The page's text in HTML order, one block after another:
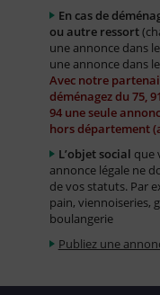
En cas de
ou autre ressort
une annonce dans
une annonce dans
Avec notre
déménagez du 75,
94 une seule
hors département
L’objet social que
annonce légale ne
de vos statuts. Par
pain, viennoiseries,
boulangerie
Publiez une